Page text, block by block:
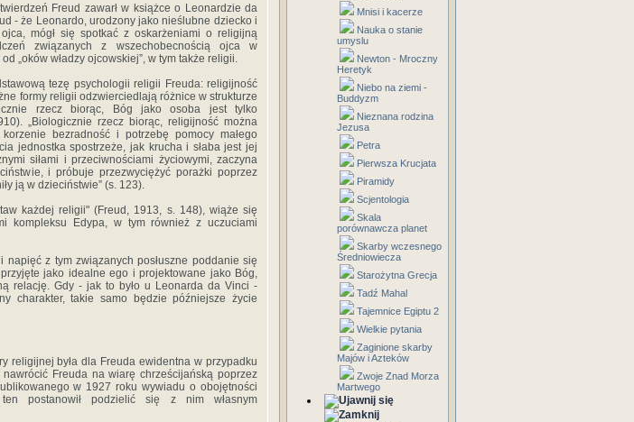
Freud zawarł w książce o Leonardzie da
- że Leonardo, urodzony jako nieślubne dziecko i
mógł się spotkać z oskarżeniami o religijną
związanych z wszechobecnością ojca w
„oków władzy ojcowskiej”, w tym także religii.
tezę psychologii religii Freuda: religijność
formy religii odzwierciedlają różnice w strukturze
rzecz biorąc, Bóg jako osoba jest tylko
„Biologicznie rzecz biorąc, religijność można
bezradność i potrzebę pomocy małego
jednostka spostrzeże, jak krucha i słaba jest jej
siłami i przeciwnościami życiowymi, zaczyna
i próbuje przezwyciężyć porażki poprzez
ją w dzieciństwie” (s. 123).
każdej religii" (Freud, 1913, s. 148), wiąże się
kompleksu Edypa, w tym również z uczuciami
napięć z tym związanych posłuszne poddanie się
jako idealne ego i projektowane jako Bóg,
relację. Gdy - jak to było u Leonarda da Vinci -
charakter, takie samo będzie późniejsze życie
religijnej była dla Freuda ewidentna w przypadku
Freuda na wiarę chrześcijańską poprzez
w 1927 roku wywiadu o obojętności
postanowił podzielić się z nim własnym
Mnisi i kacerze
Nauka o stanie
umyslu
Newton - Mroczny
Heretyk
Niebo na ziemi -
Buddyzm
Nieznana rodzina
Jezusa
Petra
Pierwsza Krucjata
Piramidy
Scjentologia
Skala
porównawcza planet
Skarby wczesnego
Średniowiecza
Starożytna Grecja
Tadź Mahal
Tajemnice Egiptu 2
Wielkie pytania
Zaginione skarby
Majów i Azteków
Zwoje Znad Morza
Martwego